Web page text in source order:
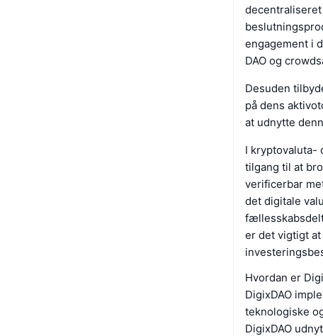
engagement i
DAO og
Desuden
på dens
at udnytte
I kryptovaluta-
tilgang til at
verificerbar
det digitale
er det vigtigt
Hvordan er
DigixDAO
teknologiske
DigixDAO